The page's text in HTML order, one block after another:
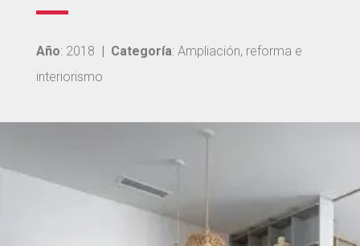
Año: 2018 | Categoría: Ampliación, reforma e
interiorismo